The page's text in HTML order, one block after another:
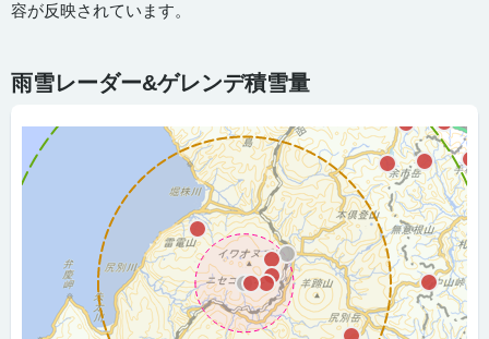
容が反映されています。
雨雪レーダー&ゲレンデ積雪量